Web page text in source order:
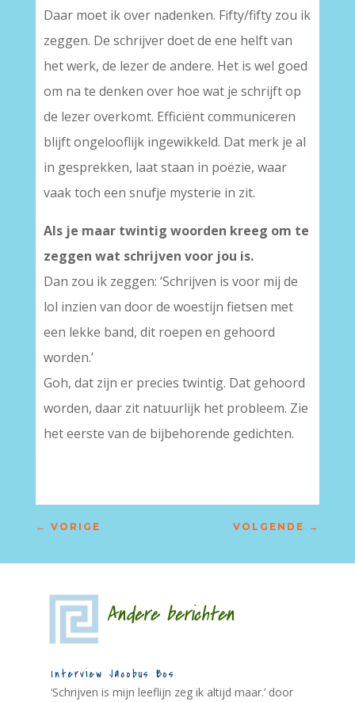
Daar moet ik over nadenken. Fifty/fifty zou ik
zeggen. De schrijver doet de ene helft van
het werk, de lezer de andere. Het is wel goed
om na te denken over hoe wat je schrijft op
de lezer overkomt. Efficiënt communiceren
blijft ongelooflijk ingewikkeld. Dat merk je al
in gesprekken, laat staan in poëzie, waar
vaak toch een snufje mysterie in zit.
Als je maar twintig woorden kreeg om te
zeggen wat schrijven voor jou is.
Dan zou ik zeggen: ‘Schrijven is voor mij de
lol inzien van door de woestijn fietsen met
een lekke band, dit roepen en gehoord
worden.’
Goh, dat zijn er precies twintig. Dat gehoord
worden, daar zit natuurlijk het probleem. Zie
het eerste van de bijbehorende gedichten.
← VORIGE VOLGENDE →
Andere berichten
Interview Jacobus Bos
‘Schrijven is mijn leeflijn zeg ik altijd maar.’ door